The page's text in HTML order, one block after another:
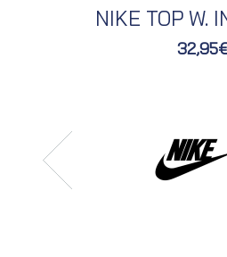
NIKE TOP W.